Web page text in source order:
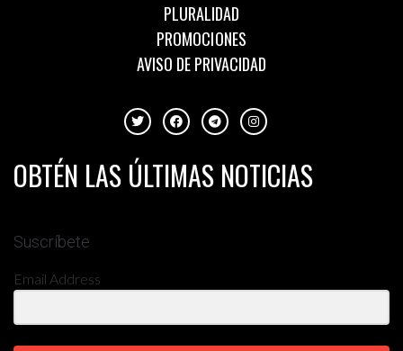
PLURALIDAD
PROMOCIONES
AVISO DE PRIVACIDAD
OBTÉN LAS ÚLTIMAS NOTICIAS
Suscríbete
Email Address